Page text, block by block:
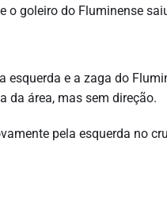
o goleiro do Fluminense
e a zaga do
da área, mas sem direção.
pela esquerda no